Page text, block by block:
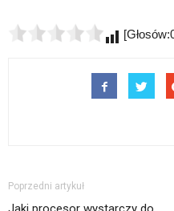
Poprzedni artykuł